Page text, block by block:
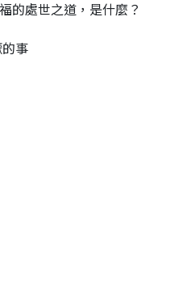
的處世之道，是什麼？
事